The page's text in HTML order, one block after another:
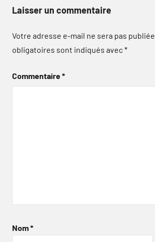
Laisser un commentaire
Votre adresse e-mail ne sera pas publiée.
obligatoires sont indiqués avec*
Commentaire*
Nom*